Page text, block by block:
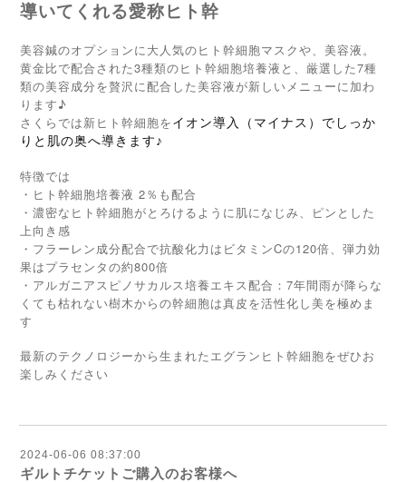
導いてくれる愛称ヒト幹
美容鍼のオプションに大人気のヒト幹細胞マスクや、美容液。
黄金比で配合された3種類のヒト幹細胞培養液と、厳選した7種
類の美容成分を贅沢に配合した美容液が新しいメニューに加わ
ります♪
さくらでは新ヒト幹細胞をイオン導入（マイナス）でしっか
りと肌の奥へ導きます♪
特徴では
・ヒト幹細胞培養液 2％も配合
・濃密なヒト幹細胞がとろけるように肌になじみ、ピンとした
上向き感
・フラーレン成分配合で抗酸化力はビタミンCの120倍、弾力効
果はプラセンタの約800倍
・アルガニアスピノサカルス培養エキス配合：7年間雨が降らな
くても枯れない樹木からの幹細胞は真皮を活性化し美を極めま
す
最新のテクノロジーから生まれたエグランヒト幹細胞をぜひお
楽しみください
2024-06-06 08:37:00
ギルトチケットご購入のお客様へ